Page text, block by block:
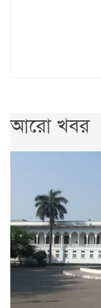
আরো খবর